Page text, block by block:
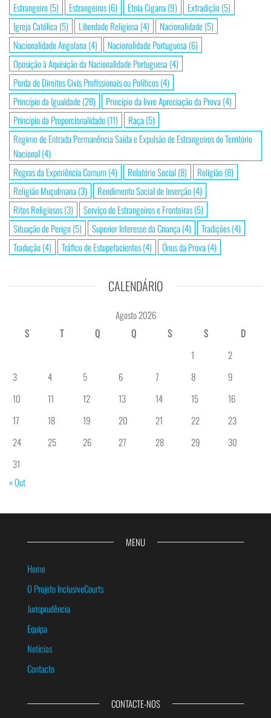
Estrangeiro(5) Estrangeiros(6) Etnia Cigana (9) Extradição(5)
Igreja Católica (5) Liberdade Religiosa (4) Nacionalidade(5)
Nacionalidade Angolana (4) Nacionalidade Portuguesa (6)
Oposição à Aquisição da Nacionalidade Portuguesa (4)
Perda de Direitos Civis Profissionais ou Políticos(4)
Princípio da Igualdade(28) Princípio da livre Apreciação da Prova (4)
Princípio da Proporcionalidade(11) Raça (5)
Regime de Entrada Permanência Saída e Expulsão de Estrangeiros do Território
Nacional (4)
Regras da Experiência Comum (4) Relatório Social (8) Religião(8)
Religião Muçulmana (3) Rendimento Social de Inserção(4)
Ritos Religiosos(3) Serviço de Estrangeiros e Fronteiras(5)
Situação de Perigo(5) Superior Interesse da Criança (4) Tradições(4)
Tradução(4) Tráfico de Estupefacientes(4) Ónus da Prova (4)
CALENDÁRIO
Agosto 2026
S
T Q Q S S
D
1
2
3
4 5 6 7 8
9
10
11 12 13 14 15
16
17
18 19 20 21 22
23
24
25 26 27 28 29
30
31
« Out
MENU
Home
O Projeto InclusiveCourts
Jurisprudência
Equipa
Notícias
Contacto
CONTACTE-NOS